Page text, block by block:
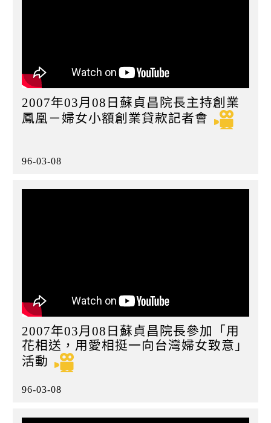
2007年03月08日蘇貞昌院長主持創業
鳳凰－婦女小額創業貸款記者會
96-03-08
2007年03月08日蘇貞昌院長參加「用
花相送，用愛相挺一向台灣婦女致意」
活動
96-03-08